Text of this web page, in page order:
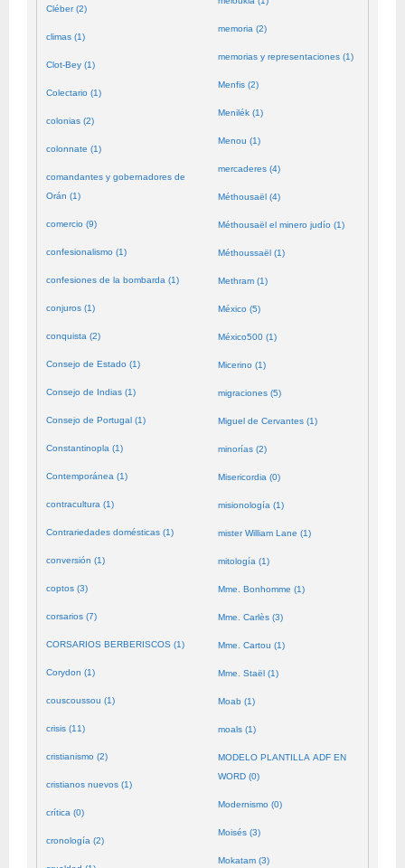
Cléber (2)
climas (1)
Clot-Bey (1)
Colectario (1)
colonias (2)
colonnate (1)
comandantes y gobernadores de
Orán (1)
comercio (9)
confesionalismo (1)
confesiones de la bombarda (1)
conjuros (1)
conquista (2)
Consejo de Estado (1)
Consejo de Indias (1)
Consejo de Portugal (1)
Constantinopla (1)
Contemporánea (1)
contracultura (1)
Contrariedades domésticas (1)
conversión (1)
coptos (3)
corsarios (7)
CORSARIOS BERBERISCOS (1)
Corydon (1)
couscoussou (1)
crisis (11)
cristianismo (2)
cristianos nuevos (1)
crítica (0)
cronología (2)
memoria (2)
memorias y representaciones (1)
Menfis (2)
Menilék (1)
Menou (1)
mercaderes (4)
Méthousaël (4)
Méthousaël el minero judío (1)
Méthoussaël (1)
Methram (1)
México (5)
México500 (1)
Micerino (1)
migraciones (5)
Miguel de Cervantes (1)
minorías (2)
Misericordia (0)
misionología (1)
mister William Lane (1)
mitología (1)
Mme. Bonhomme (1)
Mme. Carlès (3)
Mme. Cartou (1)
Mme. Staël (1)
Moab (1)
moals (1)
MODELO PLANTILLA ADF EN
WORD (0)
Modernismo (0)
Moisés (3)
Mokatam (3)